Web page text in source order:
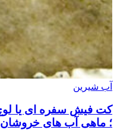
آب شیرین
؛ ماهی آب های خروشان